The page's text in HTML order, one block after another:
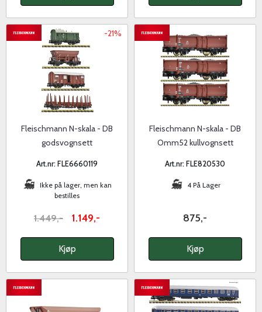
-21%
Fleischmann N-skala - DB
godsvognsett
Art.nr: FLE6660119
Ikke på lager, men kan
bestilles
1.449,- 1.149,-
Kjøp
Fleischmann N-skala - DB
Omm52 kullvognsett
Art.nr: FLE820530
4 På Lager
875,-
Kjøp